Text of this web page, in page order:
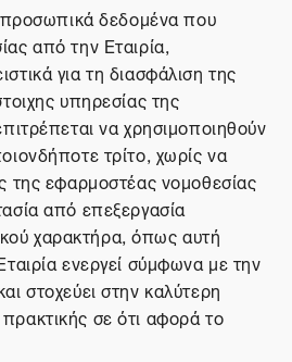
προσωπικά δεδομένα που
από την Εταιρία,
για τη διασφάλιση της
υπηρεσίας της
να χρησιμοποιηθούν
τρίτο, χωρίς να
της εφαρμοστέας νομοθεσίας
από επεξεργασία
χαρακτήρα, όπως αυτή
ενεργεί σύμφωνα με την
στοχεύει στην καλύτερη
σε ότι αφορά το